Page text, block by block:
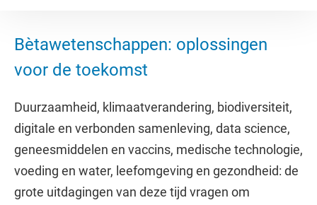
Bètawetenschappen: oplossingen
voor de toekomst
Duurzaamheid, klimaatverandering, biodiversiteit,
digitale en verbonden samenleving, data science,
geneesmiddelen en vaccins, medische technologie,
voeding en water, leefomgeving en gezondheid: de
grote uitdagingen van deze tijd vragen om